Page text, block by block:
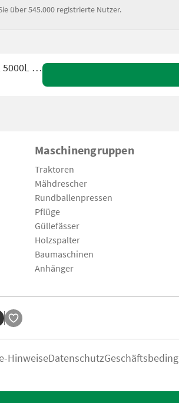
über 545.000 registrierte Nutzer.
Sonstige Nolen Dieseltank 5000L / Diesel tank
Maschinengruppen
Traktoren
Mähdrescher
Rundballenpressen
Pflüge
Güllefässer
Holzspalter
Baumaschinen
Anhänger
HinweiseDatenschutz